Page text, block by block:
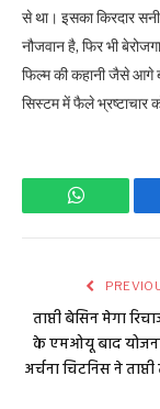
से था। इसका किरदार
नौजवान है, फिर भी
फिल्म की कहानी जैसे आगे
सिस्टम में फैले
WhatsApp
ताप्ती बेसिन मेगा
के एमओयू बाद योजना
अर्चना चिटनिस ने